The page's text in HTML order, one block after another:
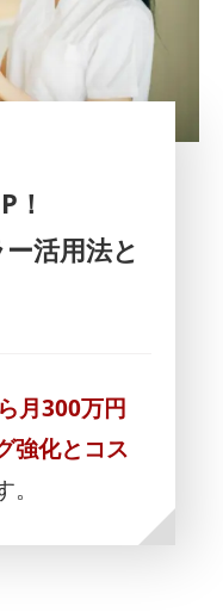
！
活用法と
月300万円
強化とコス